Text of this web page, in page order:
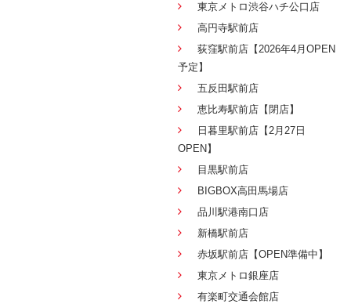
東京メトロ渋谷ハチ公口店
高円寺駅前店
荻窪駅前店【2026年4月OPEN
予定】
五反田駅前店
恵比寿駅前店【閉店】
日暮里駅前店【2月27日
OPEN】
目黒駅前店
BIGBOX高田馬場店
品川駅港南口店
新橋駅前店
赤坂駅前店【OPEN準備中】
東京メトロ銀座店
有楽町交通会館店